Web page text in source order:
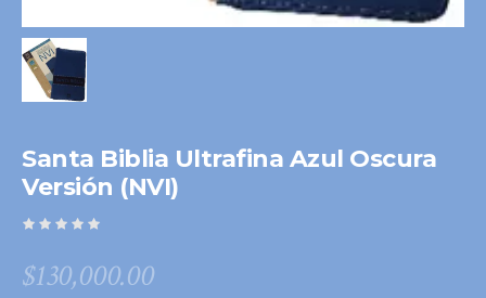
Santa Biblia Ultrafina Azul Oscura
Versión (NVI)
$130,000.00